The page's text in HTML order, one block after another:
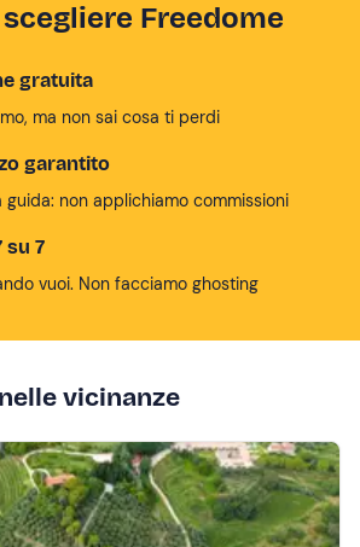
Freedome
gratuita
ma non sai cosa ti perdi
garantito
guida: non applichiamo commissioni
su 7
vuoi. Non facciamo ghosting
vicinanze